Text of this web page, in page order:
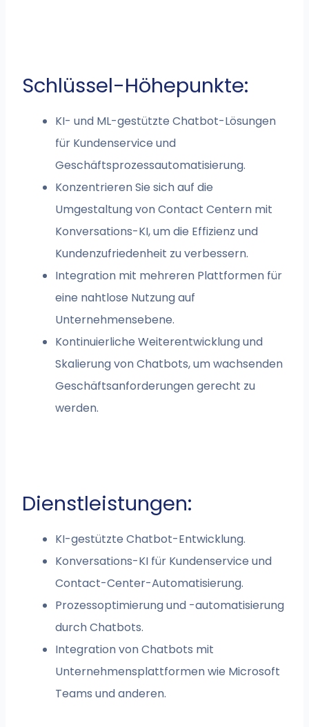
Schlüssel-Höhepunkte:
KI- und ML-gestützte Chatbot-Lösungen
für Kundenservice und
Geschäftsprozessautomatisierung.
Konzentrieren Sie sich auf die
Umgestaltung von Contact Centern mit
Konversations-KI, um die Effizienz und
Kundenzufriedenheit zu verbessern.
Integration mit mehreren Plattformen für
eine nahtlose Nutzung auf
Unternehmensebene.
Kontinuierliche Weiterentwicklung und
Skalierung von Chatbots, um wachsenden
Geschäftsanforderungen gerecht zu
werden.
Dienstleistungen:
KI-gestützte Chatbot-Entwicklung.
Konversations-KI für Kundenservice und
Contact-Center-Automatisierung.
Prozessoptimierung und -automatisierung
durch Chatbots.
Integration von Chatbots mit
Unternehmensplattformen wie Microsoft
Teams und anderen.